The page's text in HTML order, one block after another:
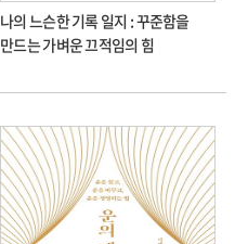
나의 느슨한 기록 일지 : 꾸준함을
만드는 가벼운 끄적임의 힘